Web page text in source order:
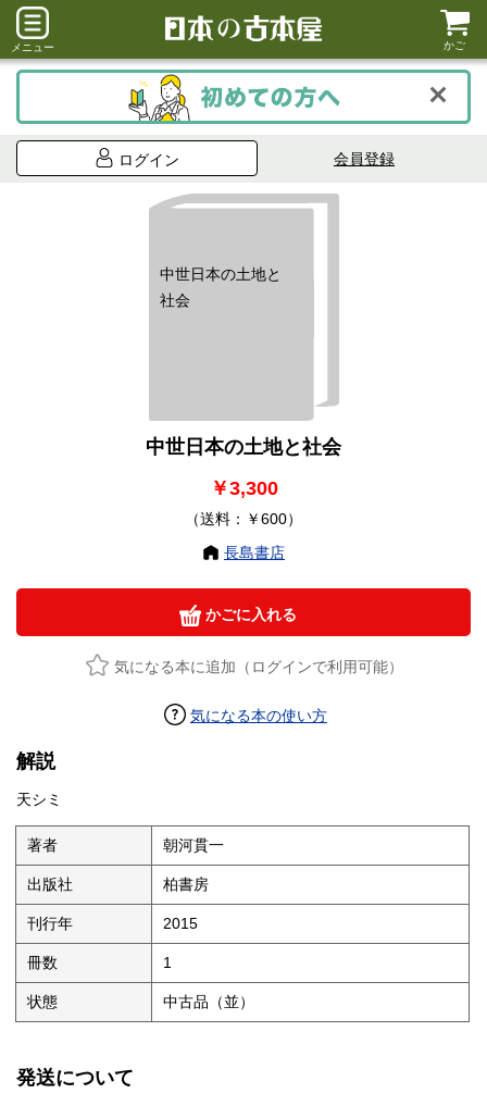
メニュー かご
ログイン 会員登録
中世日本の土地と
社会
中世日本の土地と社会
￥3,300
（送料：￥600）
長島書店
かごに入れる
気になる本に追加（ログインで利用可能）
気になる本の使い方
解説
天シミ
著者 朝河貫一
出版社 柏書房
刊行年 2015
冊数 1
状態 中古品（並）
発送について